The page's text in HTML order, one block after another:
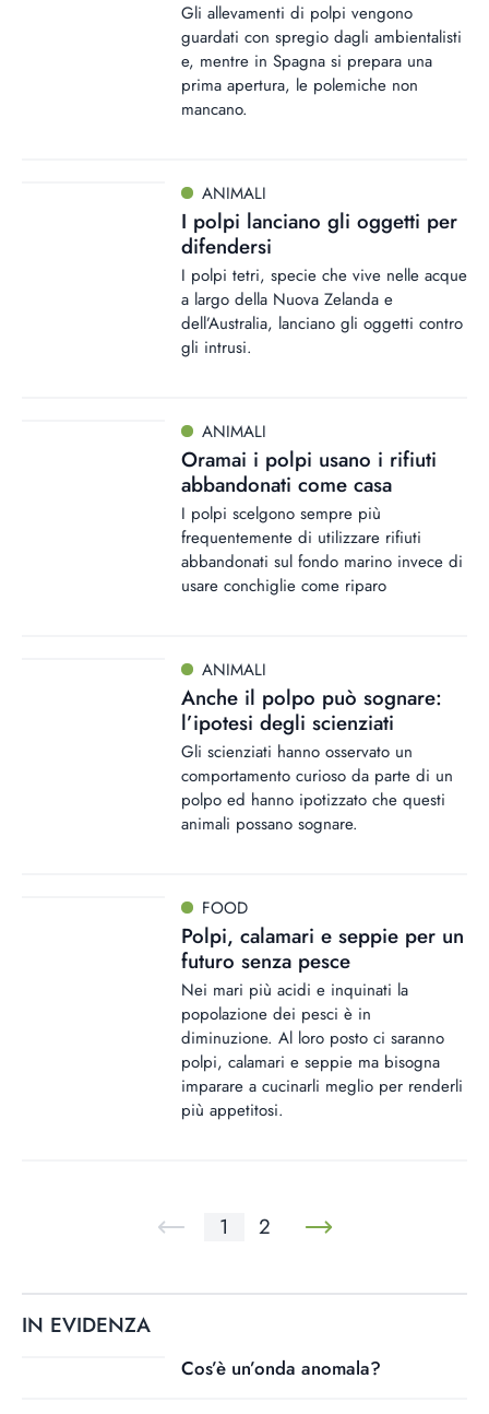
Gli allevamenti di polpi vengono
guardati con spregio dagli ambientalisti
e, mentre in Spagna si prepara una
prima apertura, le polemiche non
mancano.
ANIMALI
I polpi lanciano gli oggetti per
difendersi
I polpi tetri, specie che vive nelle acque
a largo della Nuova Zelanda e
dell’Australia, lanciano gli oggetti contro
gli intrusi.
ANIMALI
Oramai i polpi usano i rifiuti
abbandonati come casa
I polpi scelgono sempre più
frequentemente di utilizzare rifiuti
abbandonati sul fondo marino invece di
usare conchiglie come riparo
ANIMALI
Anche il polpo può sognare:
l’ipotesi degli scienziati
Gli scienziati hanno osservato un
comportamento curioso da parte di un
polpo ed hanno ipotizzato che questi
animali possano sognare.
FOOD
Polpi, calamari e seppie per un
futuro senza pesce
Nei mari più acidi e inquinati la
popolazione dei pesci è in
diminuzione. Al loro posto ci saranno
polpi, calamari e seppie ma bisogna
imparare a cucinarli meglio per renderli
più appetitosi.
1 2
IN EVIDENZA
Cos’è un’onda anomala?